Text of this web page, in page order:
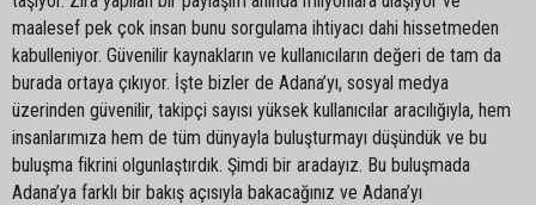
maalesef pek çok insan bunu sorgulama ihtiyacı dahi hissetmeden
kabulleniyor. Güvenilir kaynakların ve kullanıcıların değeri de tam da
burada ortaya çıkıyor. İşte bizler de Adana’yı, sosyal medya
üzerinden güvenilir, takipçi sayısı yüksek kullanıcılar aracılığıyla, hem
insanlarımıza hem de tüm dünyayla buluşturmayı düşündük ve bu
buluşma fikrini olgunlaştırdık. Şimdi bir aradayız. Bu buluşmada
Adana’ya farklı bir bakış açısıyla bakacağınız ve Adana’yı